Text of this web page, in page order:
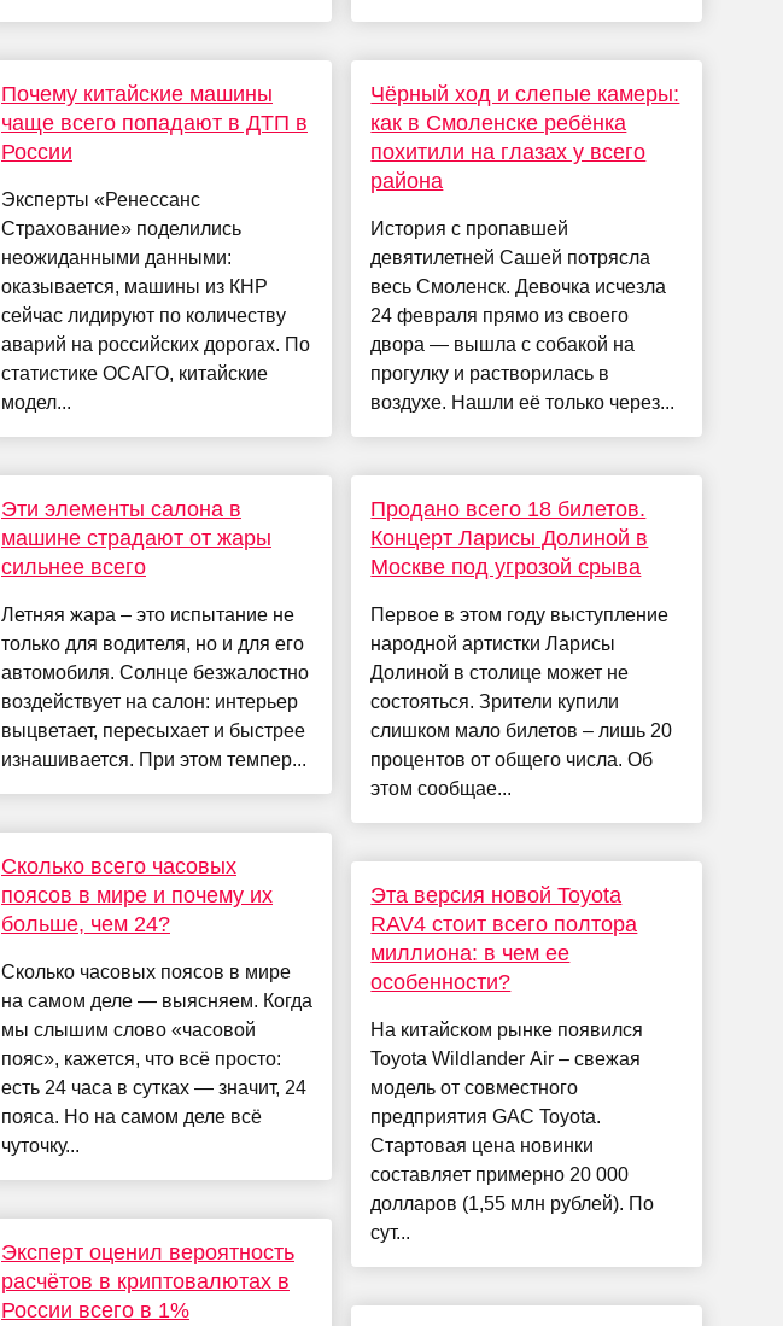
Почему китайские машины
чаще всего попадают в ДТП в
России
Эксперты «Ренессанс
Страхование» поделились
неожиданными данными:
оказывается, машины из КНР
сейчас лидируют по количеству
аварий на российских дорогах. По
статистике ОСАГО, китайские
модел...
Эти элементы салона в
машине страдают от жары
сильнее всего
Летняя жара – это испытание не
только для водителя, но и для его
автомобиля. Солнце безжалостно
воздействует на салон: интерьер
выцветает, пересыхает и быстрее
изнашивается. При этом темпер...
Сколько всего часовых
поясов в мире и почему их
больше, чем 24?
Сколько часовых поясов в мире
на самом деле — выясняем. Когда
мы слышим слово «часовой
пояс», кажется, что всё просто:
есть 24 часа в сутках — значит, 24
пояса. Но на самом деле всё
чуточку...
Эксперт оценил вероятность
расчётов в криптовалютах в
России всего в 1%
Чёрный ход и слепые камеры:
как в Смоленске ребёнка
похитили на глазах у всего
района
История с пропавшей
девятилетней Сашей потрясла
весь Смоленск. Девочка исчезла
24 февраля прямо из своего
двора — вышла с собакой на
прогулку и растворилась в
воздухе. Нашли её только через...
Продано всего 18 билетов.
Концерт Ларисы Долиной в
Москве под угрозой срыва
Первое в этом году выступление
народной артистки Ларисы
Долиной в столице может не
состояться. Зрители купили
слишком мало билетов – лишь 20
процентов от общего числа. Об
этом сообщае...
Эта версия новой Toyota
RAV4 стоит всего полтора
миллиона: в чем ее
особенности?
На китайском рынке появился
Toyota Wildlander Air – свежая
модель от совместного
предприятия GAC Toyota.
Стартовая цена новинки
составляет примерно 20 000
долларов (1,55 млн рублей). По
сут...